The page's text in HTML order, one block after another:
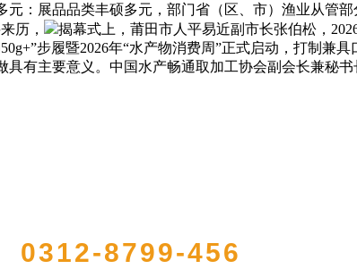
：展品品类丰硕多元，部门省（区、市）渔业从管
历，
揭幕式上，莆田市人平易近副市长张伯松，
步履暨2026年“水产物消费周”正式启动，打制兼
有主要意义。中国水产畅通取加工协会副会长兼秘
0312-8799-456